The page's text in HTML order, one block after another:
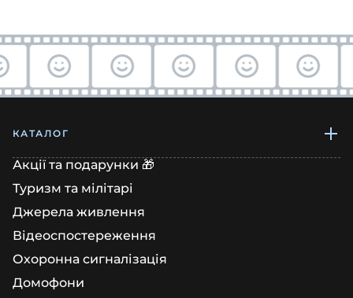
КАТАЛОГ
Акції та подарунки 🎁
Туризм та мілітарі
Джерела живлення
Відеоспостереження
Охоронна сигналізація
Домофони